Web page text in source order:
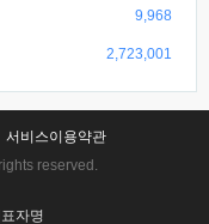
9,968
2,723,001
서비스이용약관
reserved.
자명